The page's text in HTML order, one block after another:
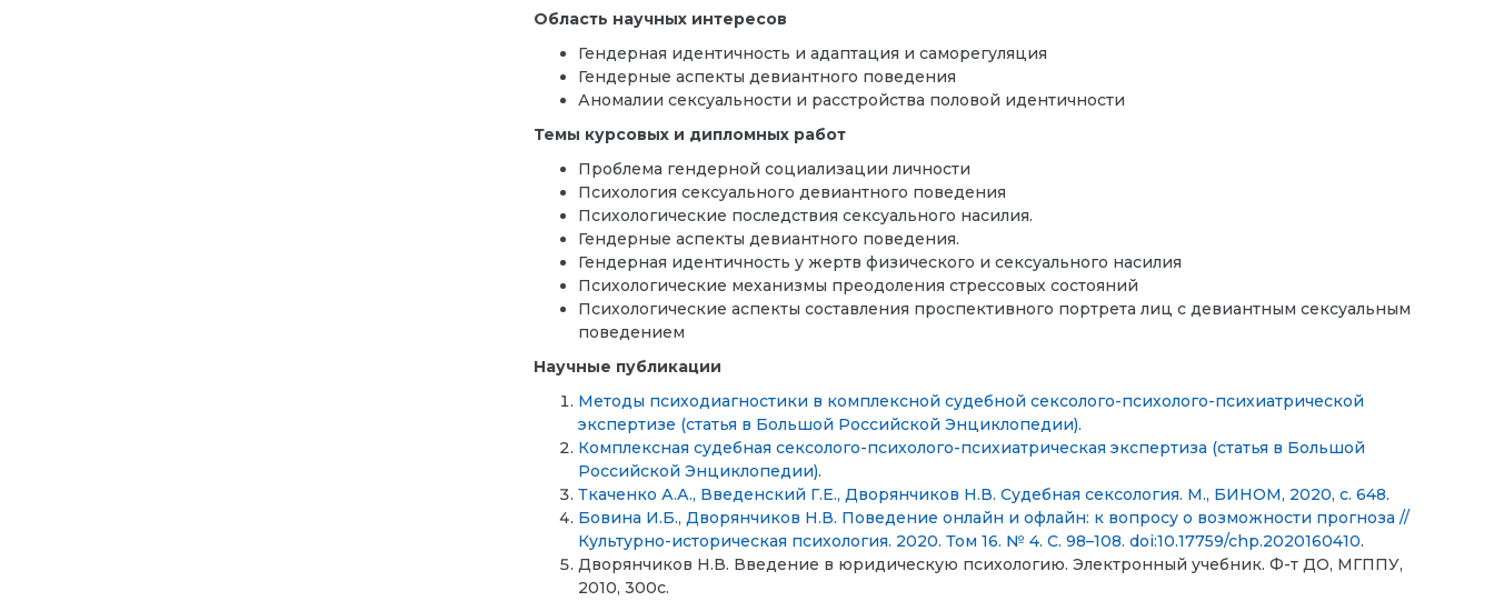
Область научных интересов
Гендерная идентичность и адаптация и саморегуляция
Гендерные аспекты девиантного поведения
Аномалии сексуальности и расстройства половой идентичности
Темы курсовых и дипломных работ
Проблема гендерной социализации личности
Психология сексуального девиантного поведения
Психологические последствия сексуального насилия.
Гендерные аспекты девиантного поведения.
Гендерная идентичность у жертв физического и сексуального насилия
Психологические механизмы преодоления стрессовых состояний
Психологические аспекты составления проспективного портрета лиц с девиантным сексуальным
поведением
Научные публикации
Методы психодиагностики в комплексной судебной сексолого-психолого-психиатрической
экспертизе (статья в Большой Российской Энциклопедии).
Комплексная судебная сексолого-психолого-психиатрическая экспертиза (статья в Большой
Российской Энциклопедии).
Ткаченко А.А., Введенский Г.Е., Дворянчиков Н.В. Судебная сексология. М., БИНОМ, 2020, с. 648.
Бовина И.Б., Дворянчиков Н.В. Поведение онлайн и офлайн: к вопросу о возможности прогноза //
Культурно-историческая психология. 2020. Том 16. № 4. С. 98–108. doi:10.17759/chp.2020160410.
Дворянчиков Н.В. Введение в юридическую психологию. Электронный учебник. Ф-т ДО, МГППУ,
2010, 300с.